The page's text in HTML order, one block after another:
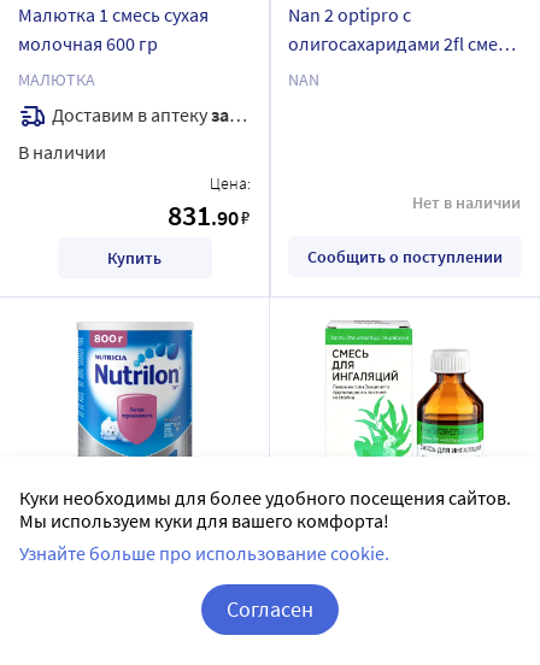
Малютка 1 смесь сухая
молочная 600 гр
МАЛЮТКА
Доставим в аптекузавтра
В наличии
Цена:
831.90₽
Купить
Nan 2 optipro с
олигосахаридами 2fl смесь
детская сухая с 6 мес 3х800
NAN
Нет в наличии
Сообщить о поступлении
Nutrilon 1 га смесь детская
молочная сухая 800 гр
Доставим в аптекузавтра
Смесь для ингаляций
флакон капли для
ингаляций спиртовые 40
мл
Ивановская
фармацевтическая фабрика
АО
Куки необходимы для более удобного посещения сайтов.
Мы используем куки для вашего комфорта!
Узнайте больше про использование cookie.
Согласен